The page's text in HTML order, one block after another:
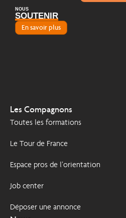
Les Compagnons
Toutes les formations
Le Tour de France
Espace pros de l’orientation
Job center
Déposer une annonce
NOUS
SOUTENIR
En savoir plus